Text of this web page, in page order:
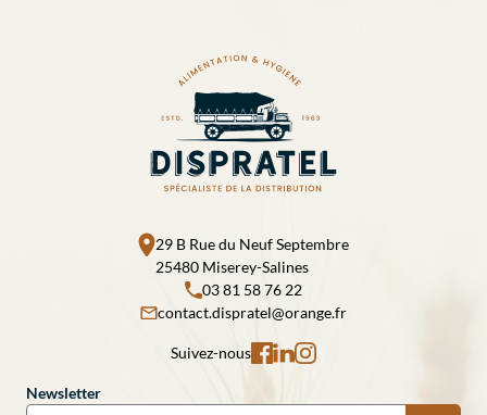
29 B Rue du Neuf Septembre
25480 Miserey-Salines
03 81 58 76 22
contact.dispratel@orange.fr
Suivez-nous
Newsletter